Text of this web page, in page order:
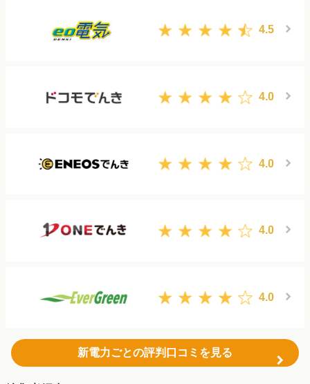
4.5
4.0
4.0
4.0
4.0
新電力ごとの評判口コミを見る